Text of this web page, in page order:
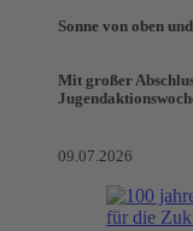
Sonne von oben
Mit großer
09.07.2026